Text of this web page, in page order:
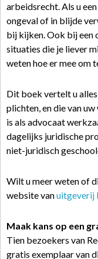
arbeidsrecht. Als u
ongeval of in blijde
bij kijken. Ook bij een
situaties die je liever
weten hoe er mee om
Dit boek vertelt u
plichten, en die van
is als advocaat
dagelijks juridische
niet-juridisch
Wilt u meer weten of
website vanuitgeverij
Maak kans op een
Tien bezoekers van
gratis exemplaar van